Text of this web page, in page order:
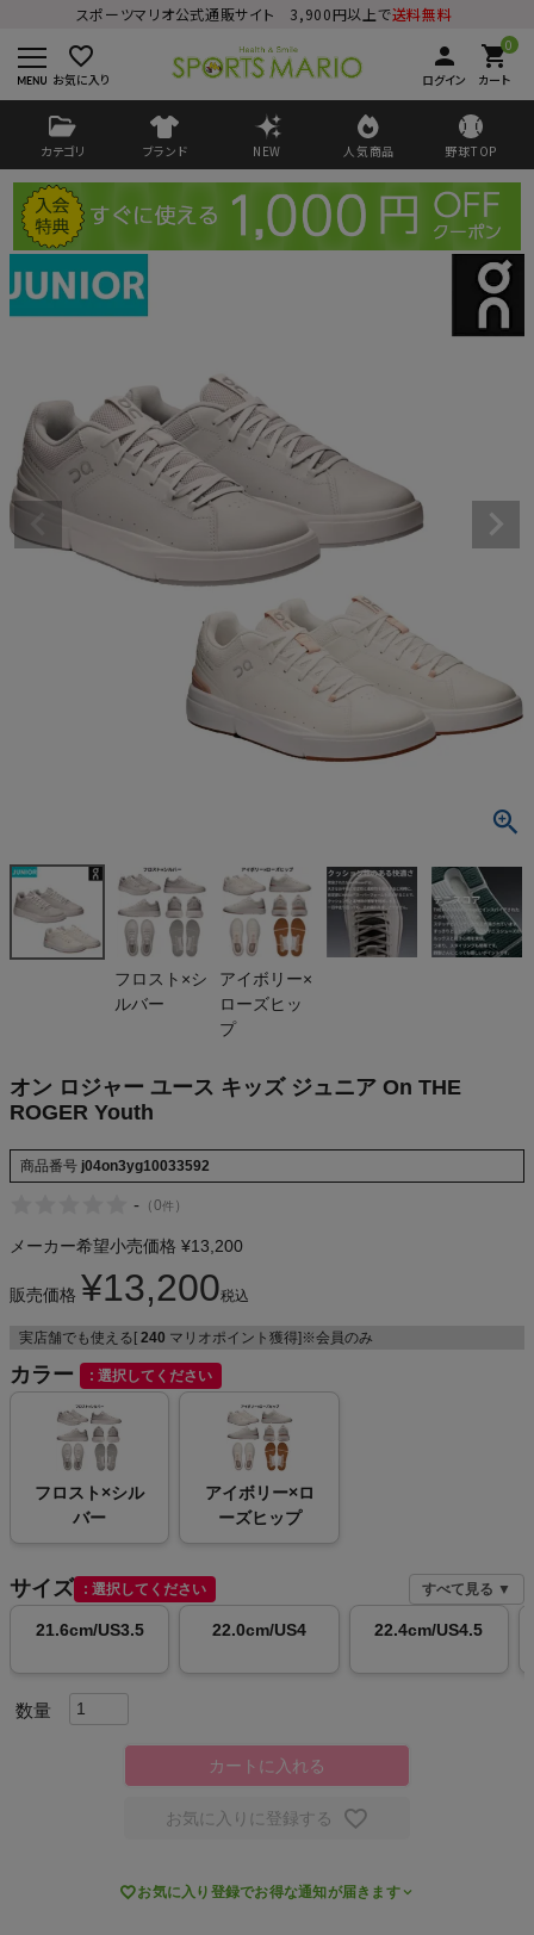
スポーツマリオ公式通販サイト 3,900円以上で送料無料
favorite_border
お気に入り
person
ログイン
0
shopping_cart
カート
カテゴリ ブランド NEW 人気商品 野球TOP
ログイン
検索
On THE RO
GER Youth
(税込)
NIKE
CHUMS
もっと見る
メンズカジュアルウェア
レディースカジュアルウェア
メンズスポーツウェア
レディーススポーツウェア
キャンプ・フェス
フロスト×シ
ルバー
アイボリー×
ローズヒッ
プ
オン ロジャー ユース キッズ ジュニア On THE
ROGER Youth
商品番号 j04on3yg10033592
- （0件 ）
メーカー希望小売価格 ¥13,200
販売価格 ¥13,200税込
実店舗でも使える[ 240 マリオポイント獲得]※会員のみ
カラー 選択してください
フロスト×シル
バー
アイボリー×ロ
ーズヒップ
サイズ 選択してください すべて見る ▼
21.6cm/US3.5 22.0cm/US4 22.4cm/US4.5
カートに入れる
お気に入りに登録する
お気に入り登録でお得な通知が届きます